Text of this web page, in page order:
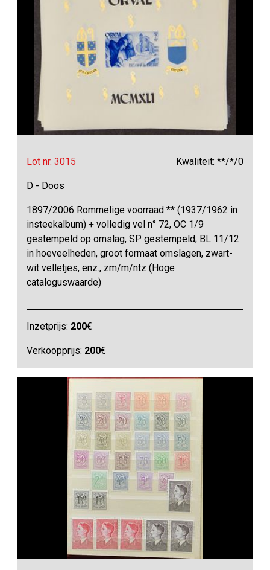
Lot nr. 3015 Kwaliteit: **/*/0
D - Doos
1897/2006 Rommelige voorraad ** (1937/1962 in
insteekalbum) + volledig vel n° 72, OC 1/9
gestempeld op omslag, SP gestempeld; BL 11/12
in hoeveelheden, groot formaat omslagen, zwart-
wit velletjes, enz., zm/m/ntz (Hoge
cataloguswaarde)
Inzetprijs: 200€
Verkoopprijs: 200€